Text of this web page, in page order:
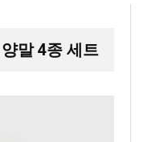
말 4종 세트